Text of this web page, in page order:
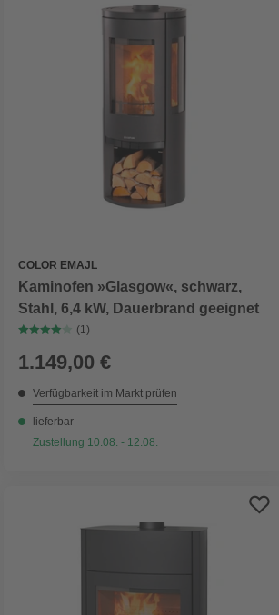
COLOR EMAJL
Kaminofen »Glasgow«, schwarz,
Stahl, 6,4 kW, Dauerbrand geeignet
(1)
1.149,00 €
Verfügbarkeit im Markt prüfen
lieferbar
Zustellung 10.08. - 12.08.